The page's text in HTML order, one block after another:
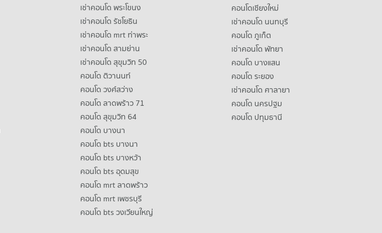
เช่าคอนโด พระโขนง
เช่าคอนโด รัชโยธิน
เช่าคอนโด mrt ท่าพระ
เช่าคอนโด สามย่าน
เช่าคอนโด สุขุมวิท 50
คอนโด ติวานนท์
คอนโด วงศ์สว่าง
คอนโด ลาดพร้าว 71
คอนโด สุขุมวิท 64
คอนโด บางนา
คอนโด bts บางนา
คอนโด bts บางหว้า
คอนโด bts อุดมสุข
คอนโด mrt ลาดพร้าว
คอนโด mrt เพชรบุรี
คอนโด bts วงเวียนใหญ่
คอนโดเชียงใหม่
เช่าคอนโด นนทบุรี
คอนโด ภูเก็ต
เช่าคอนโด พัทยา
คอนโด บางแสน
คอนโด ระยอง
เช่าคอนโด ศาลายา
คอนโด นครปฐม
คอนโด ปทุมธานี